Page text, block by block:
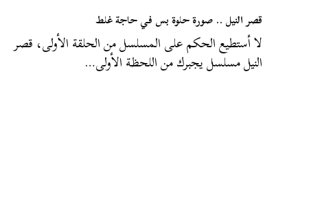
قصر النيل .. صورة حلوة بس في حاجة غلط
لا أستطيع الحكم على المسلسل من الحلقة الأولى، قصر
النيل مسلسل يجبرك من اللحظة الأولى…